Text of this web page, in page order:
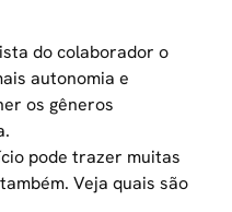
do colaborador o
autonomia e
os gêneros
pode trazer muitas
Veja quais são